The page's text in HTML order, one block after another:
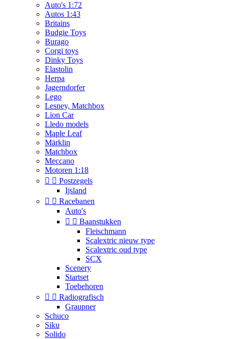
Auto's 1:72
Autos 1:43
Britains
Budgie Toys
Burago
Corgi toys
Dinky Toys
Elastolin
Herpa
Jagerndorfer
Lego
Lesney, Matchbox
Lion Car
Lledo models
Maple Leaf
Märklin
Matchbox
Meccano
Motoren 1:18
  Postzegels
Ijsland
  Racebanen
Auto's
  Baanstukken
Fleischmann
Scalextric nieuw type
Scalextric oud type
SCX
Scenery
Startset
Toebehoren
  Radiografisch
Graupner
Schuco
Siku
Solido